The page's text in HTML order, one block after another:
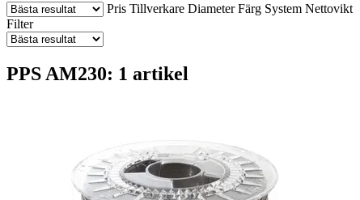
Pris Tillverkare Diameter Färg System Nettovikt
Filter
PPS AM230: 1 artikel